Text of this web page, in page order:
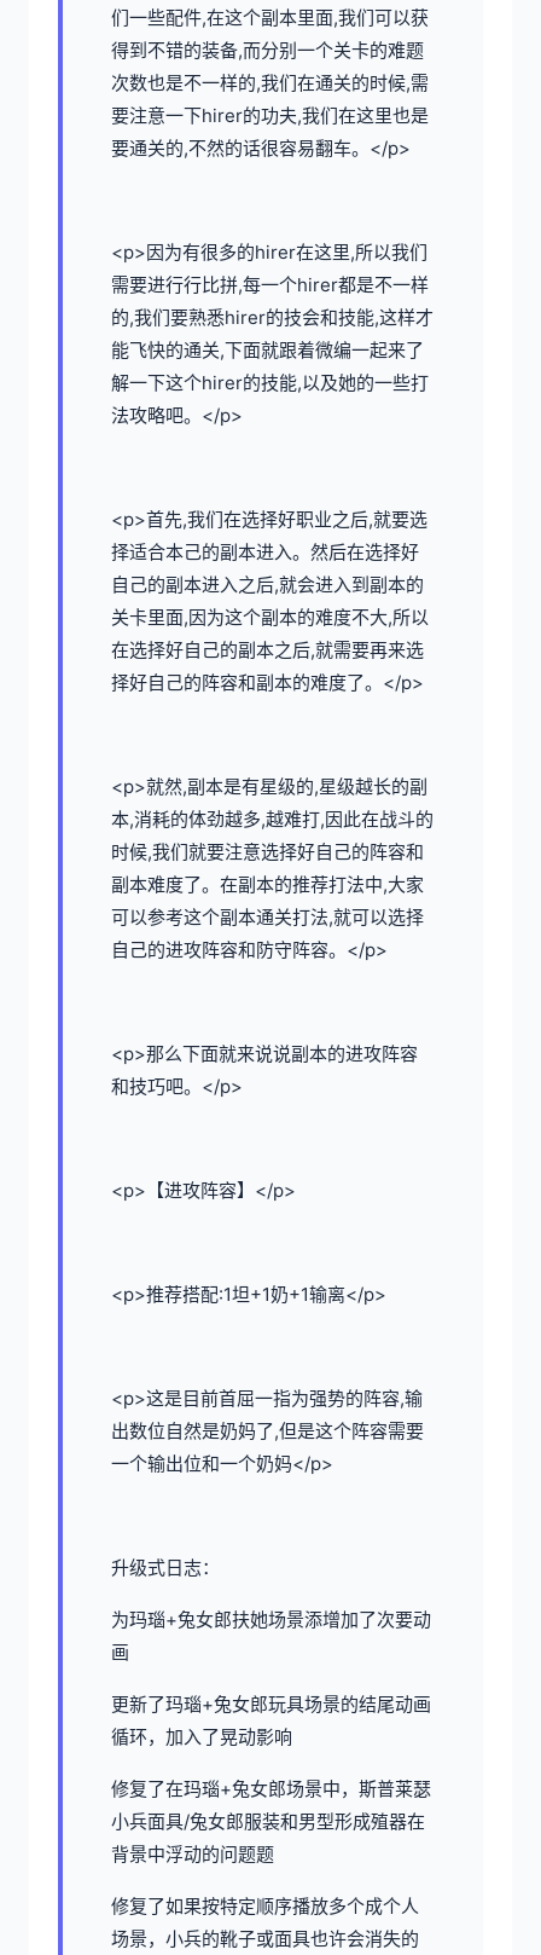
们一些配件,在这个副本里面,我们可以获
得到不错的装备,而分别一个关卡的难题
次数也是不一样的,我们在通关的时候,需
要注意一下hirer的功夫,我们在这里也是
要通关的,不然的话很容易翻车。</p>
<p>因为有很多的hirer在这里,所以我们
需要进行行比拼,每一个hirer都是不一样
的,我们要熟悉hirer的技会和技能,这样才
能飞快的通关,下面就跟着微编一起来了
解一下这个hirer的技能,以及她的一些打
法攻略吧。</p>
<p>首先,我们在选择好职业之后,就要选
择适合本己的副本进入。然后在选择好
自己的副本进入之后,就会进入到副本的
关卡里面,因为这个副本的难度不大,所以
在选择好自己的副本之后,就需要再来选
择好自己的阵容和副本的难度了。</p>
<p>就然,副本是有星级的,星级越长的副
本,消耗的体劲越多,越难打,因此在战斗的
时候,我们就要注意选择好自己的阵容和
副本难度了。在副本的推荐打法中,大家
可以参考这个副本通关打法,就可以选择
自己的进攻阵容和防守阵容。</p>
<p>那么下面就来说说副本的进攻阵容
和技巧吧。</p>
<p>【进攻阵容】</p>
<p>推荐搭配:1坦+1奶+1输离</p>
<p>这是目前首屈一指为强势的阵容,输
出数位自然是奶妈了,但是这个阵容需要
一个输出位和一个奶妈</p>
升级式日志：
为玛瑙+兔女郎扶她场景添增加了次要动
画
更新了玛瑙+兔女郎玩具场景的结尾动画
循环，加入了晃动影响
修复了在玛瑙+兔女郎场景中，斯普莱瑟
小兵面具/兔女郎服装和男型形成殖器在
背景中浮动的问题题
修复了如果按特定顺序播放多个成个人
场景，小兵的靴子或面具也许会消失的